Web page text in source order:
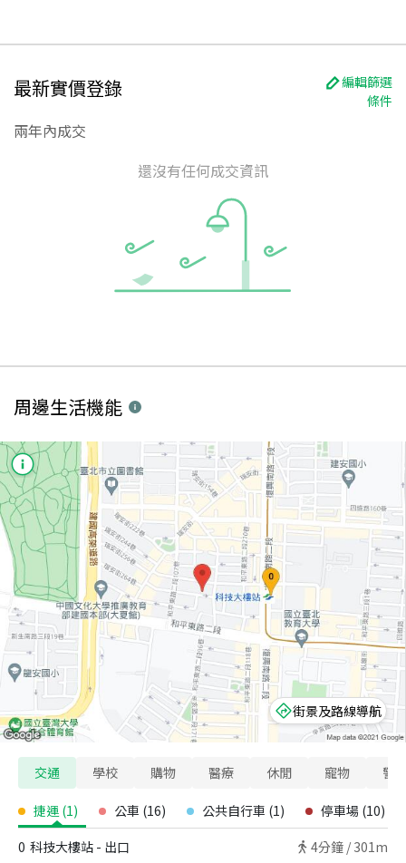
最新實價登錄
編輯篩選
條件
兩年內成交
還沒有任何成交資訊
周邊生活機能
街景及路線導航
交通 學校 購物 醫療 休閒 寵物 警
捷運 (1) 公車 (16) 公共自行車 (1) 停車場 (10)
0 科技大樓站 - 出口 4分鐘 / 301m